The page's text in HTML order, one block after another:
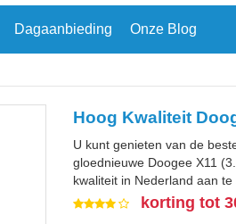
Dagaanbieding Onze Blog
Hoog Kwaliteit
U kunt genieten van de
gloednieuwe Doogee X11
kwaliteit in Nederland aan
korting tot